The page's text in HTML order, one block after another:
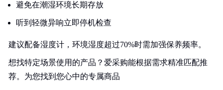
避免在潮湿环境长期存放
听到轻微异响立即停机检查
建议配备湿度计，环境湿度超过70%时需加强保养频率。
想找特定场景使用的产品？爱采购能根据需求精准匹配推
荐。为您找到您心中的专属商品